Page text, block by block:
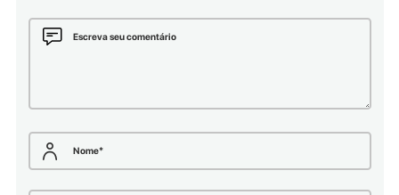
Escreva seu comentário
Nome*